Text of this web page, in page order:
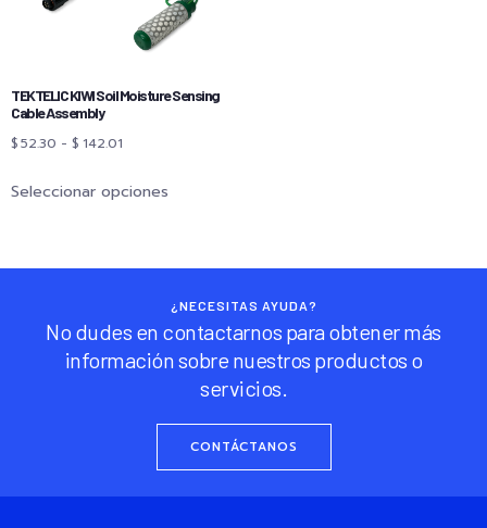
TEKTELIC KIWI Soil Moisture Sensing
Cable Assembly
$52.30 - $ 142.01
Seleccionar opciones
¿NECESITAS AYUDA?
No dudes en contactarnos para obtener más
información sobre nuestros productos o
servicios.
CONTÁCTANOS